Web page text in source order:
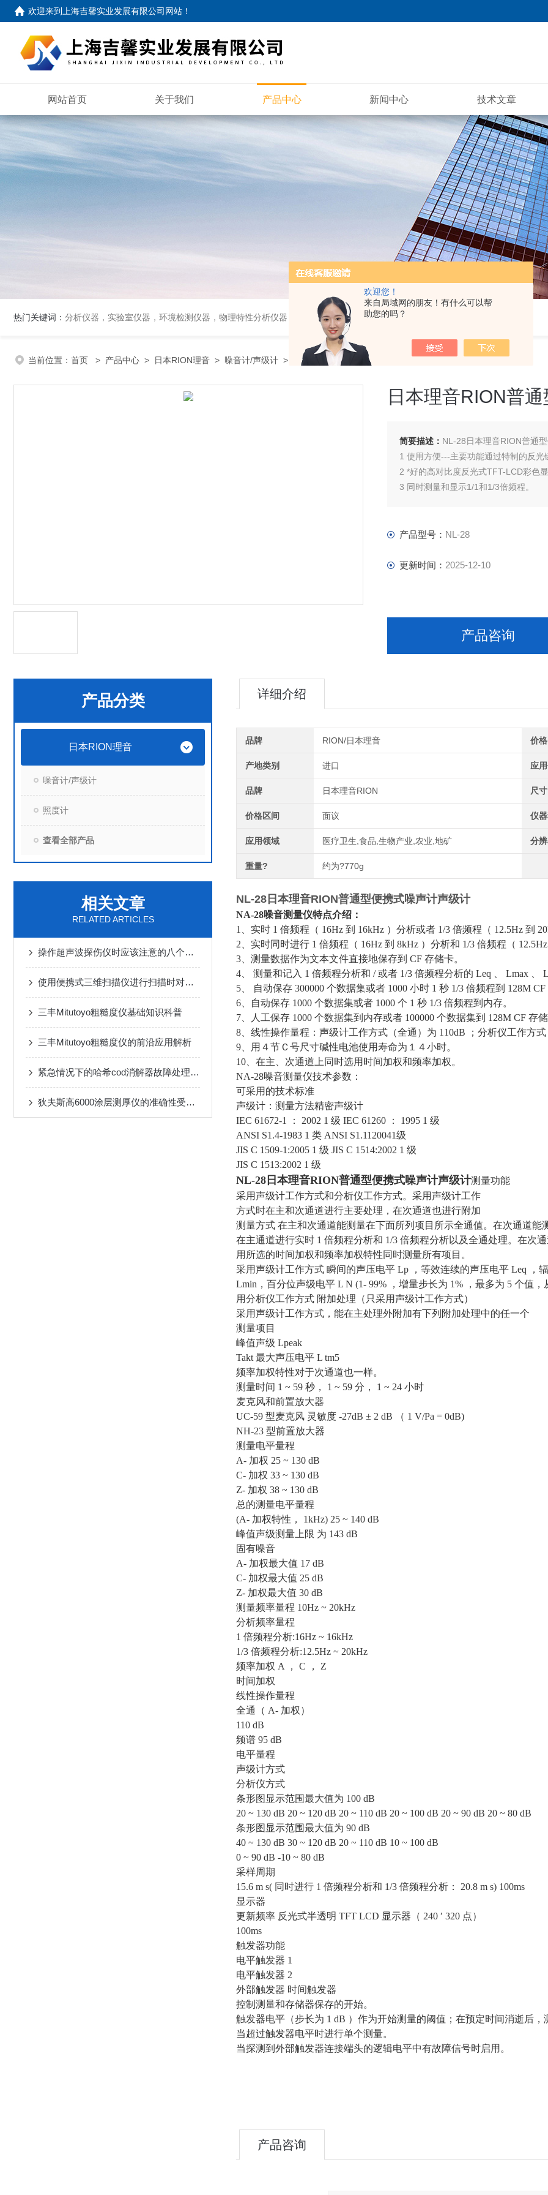
欢迎您！
来自局域网的朋友！有什么可以帮
助您的吗？
欢迎来到 上海吉馨实业发展有限公司网站 ！
网站首页 关于我们 产品中心 新闻中心 技术文章
热门关键词： 分析仪器，实验室仪器，环境检测仪器，物理特性分析仪器
当前位置： 首页 > 产品中心 > 日本RION理音 > 噪音计/声级计 > NL-28日本理音RION普通型便携式噪声计声级计
日本理音RION普
简要描述： NL-28日本理音RION普通
1 使用方便---主要功能通过特制的反光
2 *好的高对比度反光式TFT-LCD彩色显
3 同时测量和显示1/1和1/3倍频程。
6 与计算机连接方便又灵活（用CF存储
产品型号： NL-28
更新时间： 2025-12-10
产品咨询
产品分类
日本RION理音
噪音计/声级计
照度计
查看全部产品
相关文章
RELATED ARTICLES
操作超声波探伤仪时应该注意的八个要点
使用便携式三维扫描仪进行扫描时对环境有何要求？
三丰Mitutoyo粗糙度仪基础知识科普
三丰Mitutoyo粗糙度仪的前沿应用解析
紧急情况下的哈希cod消解器故障处理策略
狄夫斯高6000涂层测厚仪的准确性受到哪些因素的影响？
详细介绍
品牌 RION/日本理音 价
产地类别 进口 应
品牌 日本理音RION 尺
价格区间 面议 仪
应用领域 医疗卫生,食品,生物产业,农业,地矿 分
重量? 约为?770g
NL-28 日本理音RION普通型便携式噪声计声级计
NA-28噪音测量仪特点介绍：
1、实时 1 倍频程（ 16Hz 到 16kHz ）分析或者 1/3 倍频程（ 12.5Hz 到
2、实时同时进行 1 倍频程（ 16Hz 到 8kHz ）分析和 1/3 倍频程（ 12.5Hz
3、测量数据作为文本文件直接地保存到 CF 存储卡。
4、 测量和记入 1 倍频程分析和 / 或者 1/3 倍频程分析的 Leq 、 Lmax 、
5、 自动保存 300000 个数据集或者 1000 小时 1 秒 1/3 倍频程到 128M CF
6、自动保存 1000 个数据集或者 1000 个 1 秒 1/3 倍频程到内存。
7、人工保存 1000 个数据集到内存或者 100000 个数据集到 128M CF 存
8、线性操作量程：声级计工作方式（全通）为 110dB ；分析仪工作方式
9、用４节Ｃ号尺寸碱性电池使用寿命为１４小时。
10、在主、次通道上同时选用时间加权和频率加权。
NA-28噪音测量仪技术参数：
可采用的技术标准
声级计：测量方法精密声级计
IEC 61672-1 ： 2002 1 级 IEC 61260 ： 1995 1 级
ANSI S1.4-1983 1 类 ANSI S1.1120041级
JIS C 1509-1:2005 1 级 JIS C 1514:2002 1 级
JIS C 1513:2002 1 级
NL-28 日本理音RION普通型便携式噪声计声级计测量功能
采用声级计工作方式和分析仪工作方式。采用声级计工作
方式时在主和次通道进行主要处理，在次通道也进行附加
测量方式 在主和次通道能测量在下面所列项目所示全通值。在次通道能
在主通道进行实时 1 倍频程分析和 1/3 倍频程分析以及全通处理。在次
用所选的时间加权和频率加权特性同时测量所有项目。
采用声级计工作方式 瞬间的声压电平 Lp ，等效连续的声压电平 Leq ，
Lmin，百分位声级电平 L N (1- 99% ，增量步长为 1% ，最多为 5 个值，
用分析仪工作方式 附加处理（只采用声级计工作方式）
采用声级计工作方式，能在主处理外附加有下列附加处理中的任一个
测量项目
峰值声级 Lpeak
Takt 最大声压电平 L tm5
频率加权特性对于次通道也一样。
测量时间 1 ~ 59 秒， 1 ~ 59 分， 1 ~ 24 小时
麦克风和前置放大器
UC-59 型麦克风 灵敏度 -27dB ± 2 dB （ 1 V/Pa = 0dB)
NH-23 型前置放大器
测量电平量程
A- 加权 25 ~ 130 dB
C- 加权 33 ~ 130 dB
Z- 加权 38 ~ 130 dB
总的测量电平量程
(A- 加权特性， 1kHz) 25 ~ 140 dB
峰值声级测量上限 为 143 dB
固有噪音
A- 加权最大值 17 dB
C- 加权最大值 25 dB
Z- 加权最大值 30 dB
测量频率量程 10Hz ~ 20kHz
分析频率量程
1 倍频程分析:16Hz ~ 16kHz
1/3 倍频程分析:12.5Hz ~ 20kHz
频率加权 A ， C ， Z
时间加权
线性操作量程
全通（ A- 加权）
110 dB
频谱 95 dB
电平量程
声级计方式
分析仪方式
条形图显示范围最大值为 100 dB
20 ~ 130 dB 20 ~ 120 dB 20 ~ 110 dB 20 ~ 100 dB 20 ~ 90 dB 20 ~ 80 dB
条形图显示范围最大值为 90 dB
40 ~ 130 dB 30 ~ 120 dB 20 ~ 110 dB 10 ~ 100 dB
0 ~ 90 dB -10 ~ 80 dB
采样周期
15.6 m s( 同时进行 1 倍频程分析和 1/3 倍频程分析： 20.8 m s) 100ms
显示器
更新频率 反光式半透明 TFT LCD 显示器（ 240 ′ 320 点）
100ms
触发器功能
电平触发器 1
电平触发器 2
外部触发器 时间触发器
控制测量和存储器保存的开始。
触发器电平（步长为 1 dB ）作为开始测量的阈值；在预定时间消逝后，
当超过触发器电平时进行单个测量。
当探测到外部触发器连接端头的逻辑电平中有故障信号时启用。
产品咨询